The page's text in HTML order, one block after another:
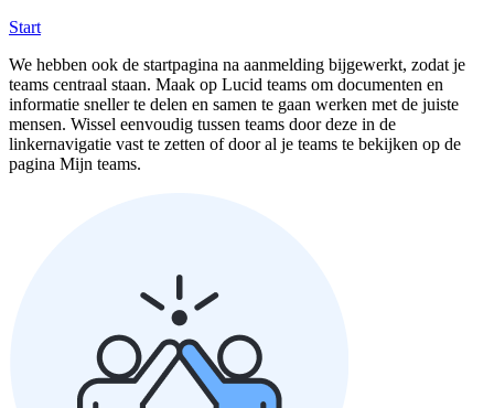
Start
We hebben ook de startpagina na aanmelding bijgewerkt, zodat je
teams centraal staan. Maak op Lucid teams om documenten en
informatie sneller te delen en samen te gaan werken met de juiste
mensen. Wissel eenvoudig tussen teams door deze in de
linkernavigatie vast te zetten of door al je teams te bekijken op de
pagina Mijn teams.